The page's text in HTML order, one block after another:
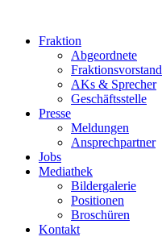
springenFraktion
Abgeordnete
Fraktions­vorstand
AKs & Sprecher
Geschäftsstelle
Presse
Meldungen
Ansprechpartner
Jobs
Mediathek
Bildergalerie
Positionen
Broschüren
Kontakt